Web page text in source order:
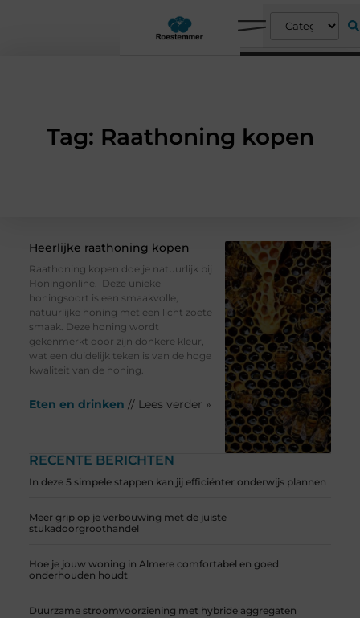
Tag: Raathoning kopen
RECENTE BERICHTEN
In deze 5 simpele stappen kan jij efficiënter onderwijs plannen
Meer grip op je verbouwing met de juiste
stukadoorgroothandel
Hoe je jouw woning in Almere comfortabel en goed
onderhouden houdt
Duurzame stroomvoorziening met hybride aggregaten
Heerlijke raathoning kopen
Raathoning kopen doe je natuurlijk bij
Honingonline. Deze unieke
honingsoort is een smaakvolle,
natuurlijke honing met een licht zoete
smaak. Deze honing wordt
gekenmerkt door zijn donkere kleur,
wat een duidelijk teken is van de hoge
kwaliteit van de honing.
Eten en drinken // Lees verder »